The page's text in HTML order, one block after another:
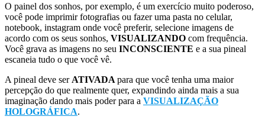
O painel dos sonhos, por exemplo, é um exercício muito poderoso,
você pode imprimir fotografias ou fazer uma pasta no celular,
notebook, instagram onde você preferir, selecione imagens de
acordo com os seus sonhos, VISUALIZANDO com frequência.
Você grava as imagens no seu INCONSCIENTE e a sua pineal
escaneia tudo o que você vê.
A pineal deve ser ATIVADA para que você tenha uma maior
percepção do que realmente quer, expandindo ainda mais a sua
imaginação dando mais poder para a VISUALIZAÇÃO
HOLOGRÁFICA.